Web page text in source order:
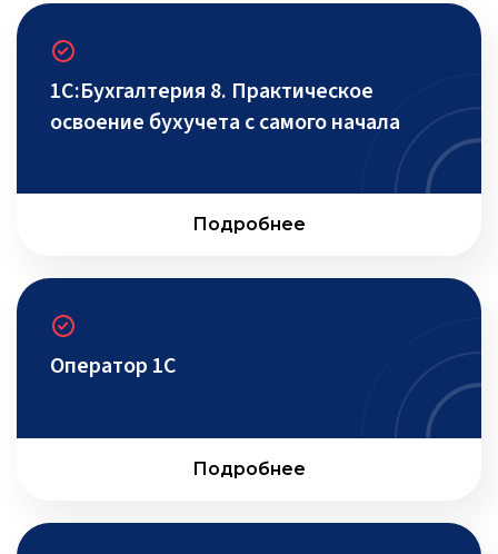
1С:Бухгалтерия 8. Практическое
освоение бухучета с самого начала
Подробнее
Оператор 1С
Подробнее